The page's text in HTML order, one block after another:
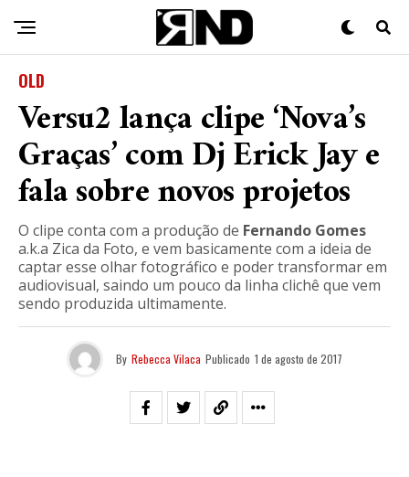
OLD
Versu2 lança clipe ‘Nova’s
Graças’ com Dj Erick Jay e
fala sobre novos projetos
O clipe conta com a produção de Fernando Gomes
a.k.a Zica da Foto, e vem basicamente com a ideia de
captar esse olhar fotográfico e poder transformar em
audiovisual, saindo um pouco da linha clichê que vem
sendo produzida ultimamente.
By Rebecca Vilaca Publicado 1 de agosto de 2017